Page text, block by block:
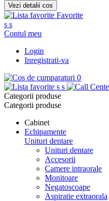
Vezi detalii cos
Favorite
s s
Contul meu
Login
Inregistrati-va
0
s s
Categorii produse
Categorii produse
Cabinet
Echipamente
Unituri dentare
Unituri dentare
Accesorii
Camere intraorale
Monitoare
Negatoscoape
Aspiratie extraorala